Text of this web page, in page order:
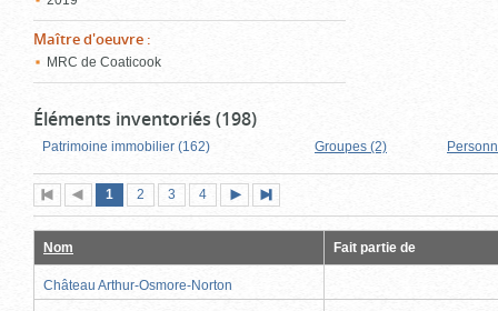
Maître d'oeuvre :
MRC de Coaticook
Éléments inventoriés (198)
Patrimoine immobilier (162) Groupes (2)
Première
page
Page
précédente
Page
1 (page
actuelle)
Page
2 Page
3 Page
4
suivante
page
Nom Fait partie de
Château Arthur-Osmore-Norton